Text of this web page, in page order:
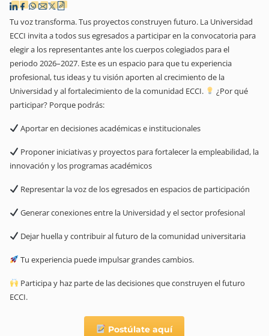
Tu voz transforma. Tus proyectos construyen futuro. La Universidad
ECCI invita a todos sus egresados a participar en la convocatoria para
elegir a los representantes ante los cuerpos colegiados para el
periodo 2026–2027. Este es un espacio para que tu experiencia
profesional, tus ideas y tu visión aporten al crecimiento de la
Universidad y al fortalecimiento de la comunidad ECCI.
¿Por qué
participar? Porque podrás:
Aportar en decisiones académicas e institucionales
Proponer iniciativas y proyectos para fortalecer la empleabilidad, la
innovación y los programas académicos
Representar la voz de los egresados en espacios de participación
Generar conexiones entre la Universidad y el sector profesional
Dejar huella y contribuir al futuro de la comunidad universitaria
Tu experiencia puede impulsar grandes cambios.
Participa y haz parte de las decisiones que construyen el futuro
ECCI.
Postúlate aquí